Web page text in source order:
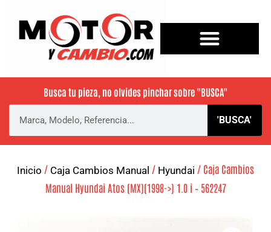
Busca tu pieza, no olvides pinchar sobre "BUSCA"
'BUSCA'
Inicio / Caja Cambios Manual / Hyundai / Caja Cambios
Manual Hyundai Atos (MX)(1998->) 1.0 i – 562247